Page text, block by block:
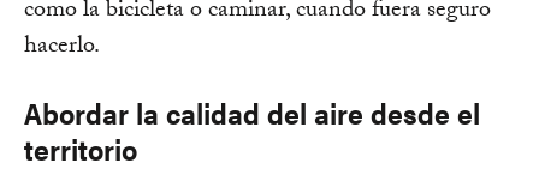
como la bicicleta o caminar, cuando fuera seguro
hacerlo.
Abordar la calidad del aire desde el
territorio